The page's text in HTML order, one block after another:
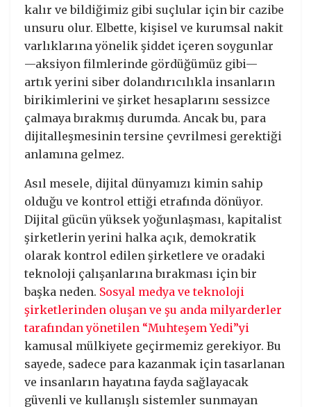
kalır ve bildiğimiz gibi suçlular için bir cazibe
unsuru olur. Elbette, kişisel ve kurumsal nakit
varlıklarına yönelik şiddet içeren soygunlar
—aksiyon filmlerinde gördüğümüz gibi—
artık yerini siber dolandırıcılıkla insanların
birikimlerini ve şirket hesaplarını sessizce
çalmaya bırakmış durumda. Ancak bu, para
dijitalleşmesinin tersine çevrilmesi gerektiği
anlamına gelmez.
Asıl mesele, dijital dünyamızı kimin sahip
olduğu ve kontrol ettiği etrafında dönüyor.
Dijital gücün yüksek yoğunlaşması, kapitalist
şirketlerin yerini halka açık, demokratik
olarak kontrol edilen şirketlere ve oradaki
teknoloji çalışanlarına bırakması için bir
başka neden. Sosyal medya ve teknoloji
şirketlerinden oluşan ve şu anda milyarderler
tarafından yönetilen “Muhteşem Yedi”yi
kamusal mülkiyete geçirmemiz gerekiyor. Bu
sayede, sadece para kazanmak için tasarlanan
ve insanların hayatına fayda sağlayacak
güvenli ve kullanışlı sistemler sunmayan